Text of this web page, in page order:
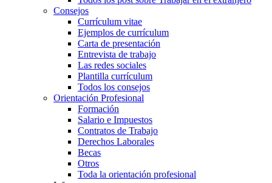
Consejos
Currículum vitae
Ejemplos de currículum
Carta de presentación
Entrevista de trabajo
Las redes sociales
Plantilla currículum
Todos los consejos
Orientación Profesional
Formación
Salario e Impuestos
Contratos de Trabajo
Derechos Laborales
Becas
Otros
Toda la orientación profesional